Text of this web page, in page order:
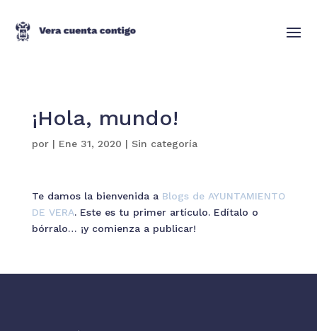
¡Hola, mundo!
por | Ene 31, 2020 | Sin categoría
Te damos la bienvenida a Blogs de AYUNTAMIENTO
DE VERA. Este es tu primer artículo. Edítalo o
bórralo… ¡y comienza a publicar!